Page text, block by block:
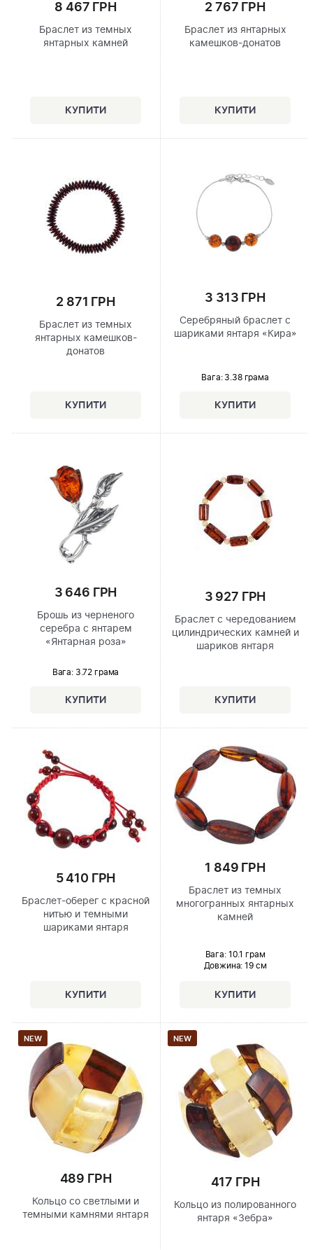
8 467 ГРН
Браслет из темных
янтарных камней
2 767 ГРН
Браслет из янтарных
камешков-донатов
2 871 ГРН
Браслет из темных
янтарных камешков-
донатов
3 313 ГРН
Серебряный браслет с
шариками янтаря «Кира»
Вага: 3.38 грама
3 646 ГРН
Брошь из черненого
серебра с янтарем
«Янтарная роза»
Вага: 3.72 грама
3 927 ГРН
Браслет с чередованием
цилиндрических камней и
шариков янтаря
5 410 ГРН
Браслет-оберег с красной
нитью и темными
шариками янтаря
1 849 ГРН
Браслет из темных
многогранных янтарных
камней
Вага: 10.1 грам
Довжина: 19 см
NEW
489 ГРН
Кольцо со светлыми и
темными камнями янтаря
NEW
417 ГРН
Кольцо из полированного
янтаря «Зебра»